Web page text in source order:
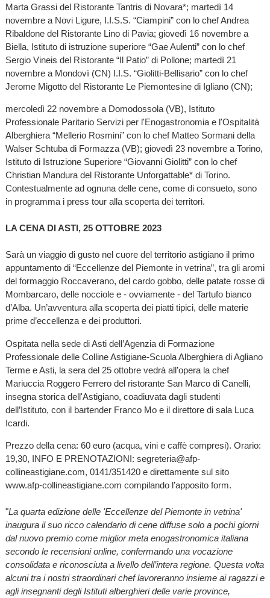
Marta Grassi del Ristorante Tantris di Novara*; martedì 14
novembre a Novi Ligure, I.I.S.S. “Ciampini” con lo chef Andrea
Ribaldone del Ristorante Lino di Pavia; giovedì 16 novembre a
Biella, Istituto di istruzione superiore “Gae Aulenti” con lo chef
Sergio Vineis del Ristorante “Il Patio” di Pollone; martedì 21
novembre a Mondovì (CN) I.I.S. “Giolitti-Bellisario” con lo chef
Jerome Migotto del Ristorante Le Piemontesine di Igliano (CN);
mercoledì 22 novembre a Domodossola (VB), Istituto
Professionale Paritario Servizi per l'Enogastronomia e l'Ospitalità
Alberghiera “Mellerio Rosmini” con lo chef Matteo Sormani della
Walser Schtuba di Formazza (VB); giovedì 23 novembre a Torino,
Istituto di Istruzione Superiore “Giovanni Giolitti” con lo chef
Christian Mandura del Ristorante Unforgattable* di Torino.
Contestualmente ad ognuna delle cene, come di consueto, sono
in programma i press tour alla scoperta dei territori.
LA CENA DI ASTI, 25 OTTOBRE 2023
Sarà un viaggio di gusto nel cuore del territorio astigiano il primo
appuntamento di “Eccellenze del Piemonte in vetrina”, tra gli aromi
del formaggio Roccaverano, del cardo gobbo, delle patate rosse di
Mombarcaro, delle nocciole e - ovviamente - del Tartufo bianco
d’Alba. Un’avventura alla scoperta dei piatti tipici, delle materie
prime d’eccellenza e dei produttori.
Ospitata nella sede di Asti dell’Agenzia di Formazione
Professionale delle Colline Astigiane-Scuola Alberghiera di Agliano
Terme e Asti, la sera del 25 ottobre vedrà all’opera la chef
Mariuccia Roggero Ferrero del ristorante San Marco di Canelli,
insegna storica dell'Astigiano, coadiuvata dagli studenti
dell’Istituto, con il bartender Franco Mo e il direttore di sala Luca
Icardi.
Prezzo della cena: 60 euro (acqua, vini e caffè compresi). Orario:
19,30, INFO E PRENOTAZIONI: segreteria@afp-
collineastigiane.com, 0141/351420 e direttamente sul sito
www.afp-collineastigiane.com compilando l’apposito form.
"La quarta edizione delle 'Eccellenze del Piemonte in vetrina'
inaugura il suo ricco calendario di cene diffuse solo a pochi giorni
dal nuovo premio come miglior meta enogastronomica italiana
secondo le recensioni online, confermando una vocazione
consolidata e riconosciuta a livello dell’intera regione. Questa volta
alcuni tra i nostri straordinari chef lavoreranno insieme ai ragazzi e
agli insegnanti degli Istituti alberghieri delle varie province,